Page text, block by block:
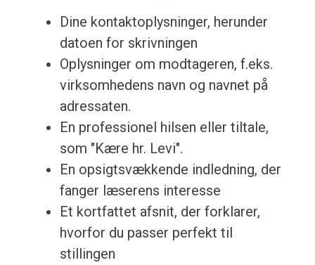
Dine kontaktoplysninger, herunder
datoen for skrivningen
Oplysninger om modtageren, f.eks.
virksomhedens navn og navnet på
adressaten.
En professionel hilsen eller tiltale,
som "Kære hr. Levi".
En opsigtsvækkende indledning, der
fanger læserens interesse
Et kortfattet afsnit, der forklarer,
hvorfor du passer perfekt til
stillingen